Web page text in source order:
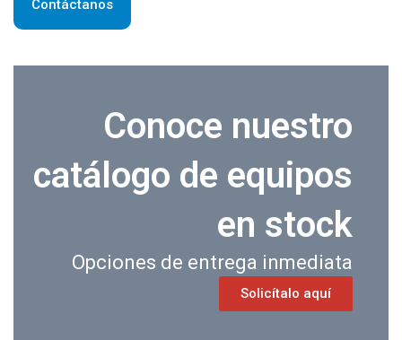
Contáctanos
Conoce nuestro
catálogo de equipos
en stock
Opciones de entrega inmediata
Solicítalo aquí